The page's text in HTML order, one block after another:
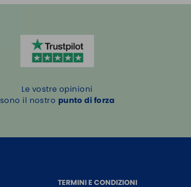
Le vostre opinioni
sono il nostro punto di forza
TERMINI E CONDIZIONI